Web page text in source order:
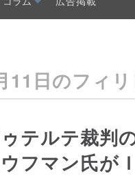
11日のフィ
ゥテルテ裁判
フマン氏が